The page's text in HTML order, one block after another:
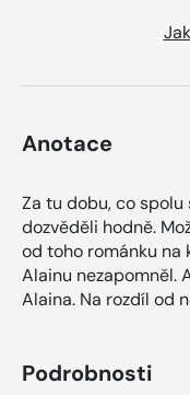
Anotace
Za tu dobu, co
dozvěděli hodně.
od toho románku na
Alainu nezapomněl.
Alaina. Na rozdíl od
Podrobnosti